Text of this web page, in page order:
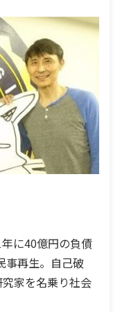
に40億円の負債
事再生。自己破
家を名乗り社会